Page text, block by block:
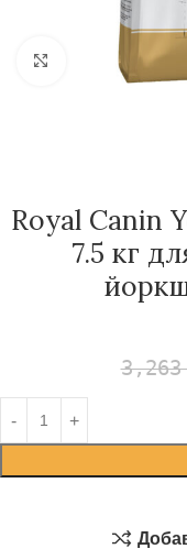
Нажмите,
Royal Canin
7.5 кг